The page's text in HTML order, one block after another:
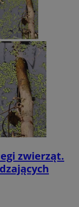
zwierząt.